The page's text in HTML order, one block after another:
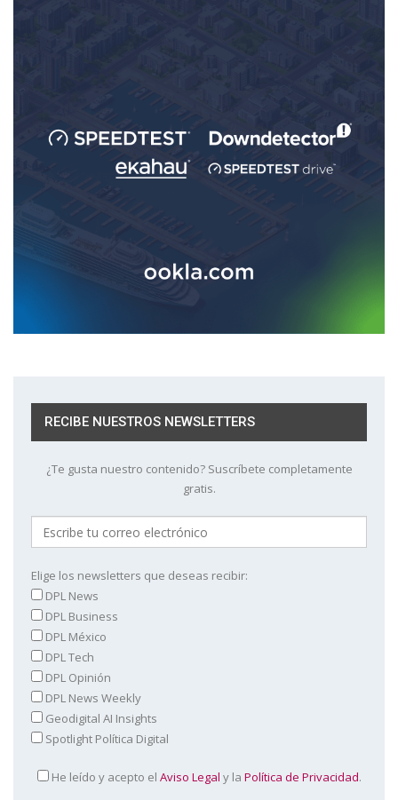
RECIBE NUESTROS NEWSLETTERS
¿Te gusta nuestro contenido? Suscríbete completamente
gratis.
Elige los newsletters que deseas recibir:
DPL News
DPL Business
DPL México
DPL Tech
DPL Opinión
DPL News Weekly
Geodigital AI Insights
Spotlight Política Digital
He leído y acepto el Aviso Legal y la Política de Privacidad.